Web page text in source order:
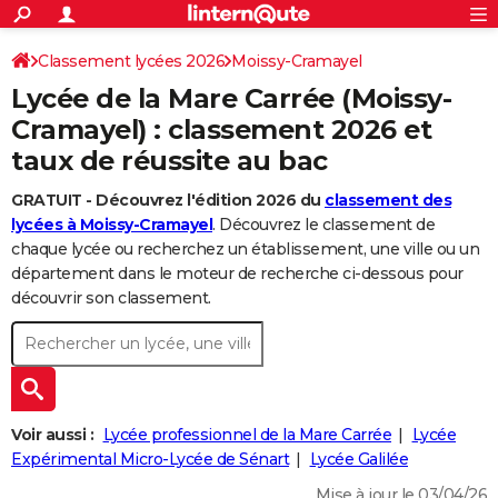
ACTUALITÉS
Politique
Société
Faits Divers
Education
Monde
Villes
+
SPORT
Coupe du monde 2026
Football
Tennis
Cyclisme
Rugby
Forum
CULTURE
Programme TV
TNT
Streaming
Cinéma
Sorties cinéma
Musique
+
FINANCE
Retraite
Impôts
Epargne
Immobilier
Risques naturels par ville
Banque
Assurance
Crédit
AUTO
Essais
Réserver un essai
Citadines
Berlines
SUV
Forum auto
+
HIGH-TECH
Mobiles
Meilleur smartphone
Internet
Ordinateurs
Jeux vidéo
Guide high-tech
+
BRICOLAGE
Forum
Aménagement intérieur
Extérieur
Cuisine
Salle de bains
Jardinage
Rangement
WEEK-END
Guides de France
Escapades
Patrimoine
Expositions
Musées
Week-end nature
+LIFESTYLE
Art de vivre
Bien-être
Loisirs
Mode
Modes de vie
+SANTE
S'inscrire
Connexion
Classement lycées 2026 Moissy-Cramayel
Lycée de la Mare Carrée (Moissy-
Cramayel) : classement 2026 et
taux de réussite au bac
GRATUIT - Découvrez l'édition 2026 du classement des
lycées à Moissy-Cramayel. Découvrez le classement de
chaque lycée ou recherchez un établissement, une ville ou un
département dans le moteur de recherche ci-dessous pour
découvrir son classement.
Voir aussi : Lycée professionnel de la Mare Carrée
Lycée
Expérimental Micro-Lycée de Sénart
Lycée Galilée